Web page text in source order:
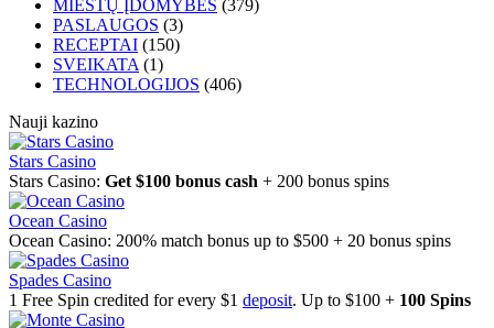
MIESTŲ ĮDOMYBĖS (379)
PASLAUGOS (3)
RECEPTAI (150)
SVEIKATA (1)
TECHNOLOGIJOS (406)
Nauji kazino
Stars Casino
Stars Casino: Get $100 bonus cash + 200 bonus spins
Ocean Casino
Ocean Casino: 200% match bonus up to $500 + 20 bonus spins
Spades Casino
1 Free Spin credited for every $1 deposit. Up to $100 + 100 Spins